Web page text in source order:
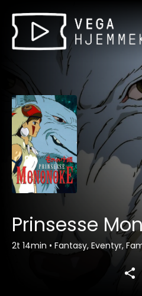
Prinsesse
2t 14min • Fantasy, Eventyr,